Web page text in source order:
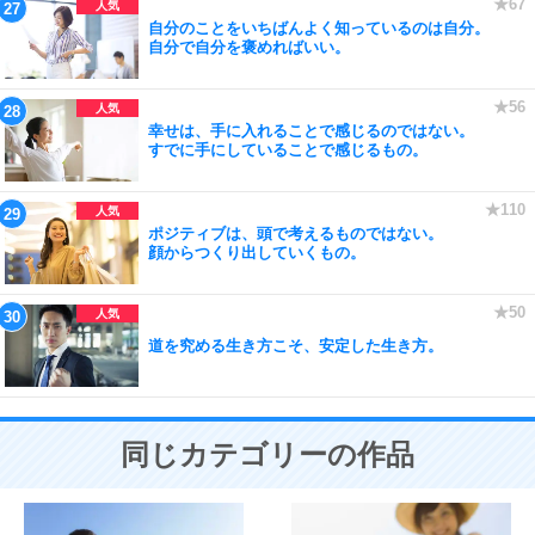
自分のことをいちばんよく知っているのは自分。
自分で自分を褒めればいい。
幸せは、手に入れることで感じるのではない。
すでに手にしていることで感じるもの。
ポジティブは、頭で考えるものではない。
顔からつくり出していくもの。
道を究める生き方こそ、安定した生き方。
同じカテゴリーの作品